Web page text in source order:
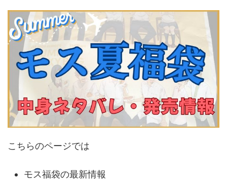
こちらのページでは
モス福袋の最新情報